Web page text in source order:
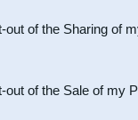
Participants
out of the Sharing of
out of the Sale of my